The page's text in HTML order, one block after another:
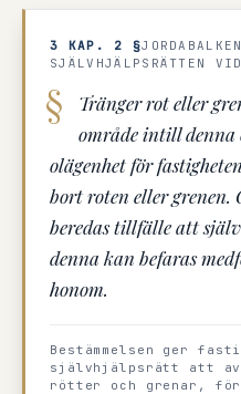
3 KAP. 2 §
SJÄLVHJÄLPSRÄTTEN
Tränger rot eller
område intill denna
olägenhet för
bort roten eller grenen.
beredas tillfälle att
denna kan befaras
honom.
Bestämmelsen ger
självhjälpsrätt att
rötter och grenar,